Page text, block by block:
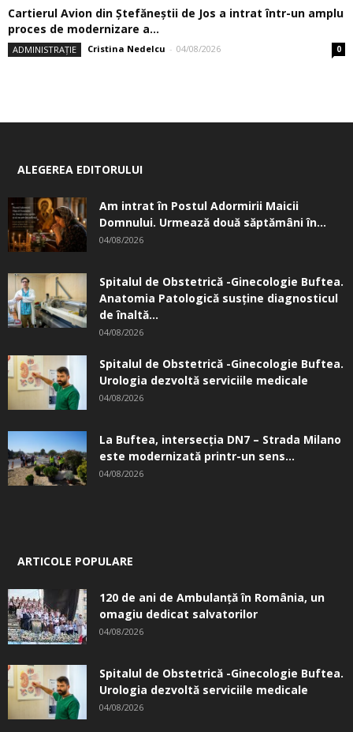
Cartierul Avion din Ştefăneştii de Jos a intrat într-un amplu
proces de modernizare a...
ADMINISTRAȚIE Cristina Nedelcu - 04/08/2026 0
ALEGEREA EDITORULUI
Am intrat în Postul Adormirii Maicii
Domnului. Urmează două săptămâni în...
04/08/2026
Spitalul de Obstetrică -Ginecologie Buftea.
Anatomia Patologică susţine diagnosticul
de înaltă...
04/08/2026
Spitalul de Obstetrică -Ginecologie Buftea.
Urologia dezvoltă serviciile medicale
04/08/2026
La Buftea, intersecţia DN7 – Strada Milano
este modernizată printr-un sens...
04/08/2026
ARTICOLE POPULARE
120 de ani de Ambulanță în România, un
omagiu dedicat salvatorilor
04/08/2026
Spitalul de Obstetrică -Ginecologie Buftea.
Urologia dezvoltă serviciile medicale
04/08/2026